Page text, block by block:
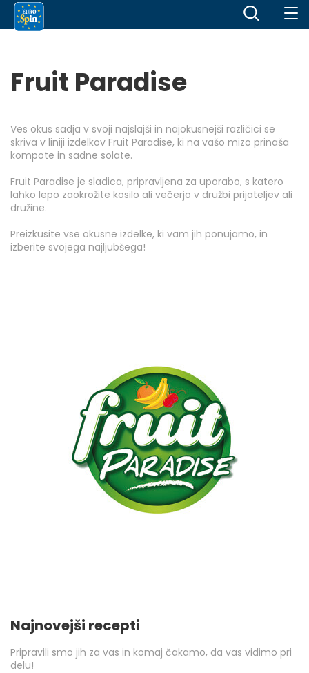
Fruit Paradise
Ves okus sadja v svoji najslajši in najokusnejši različici se
skriva v liniji izdelkov Fruit Paradise, ki na vašo mizo prinaša
kompote in sadne solate.
Fruit Paradise je sladica, pripravljena za uporabo, s katero
lahko lepo zaokrožite kosilo ali večerjo v družbi prijateljev ali
družine.
Preizkusite vse okusne izdelke, ki vam jih ponujamo, in
izberite svojega najljubšega!
Najnovejši recepti
Pripravili smo jih za vas in komaj čakamo, da vas vidimo pri
delu!